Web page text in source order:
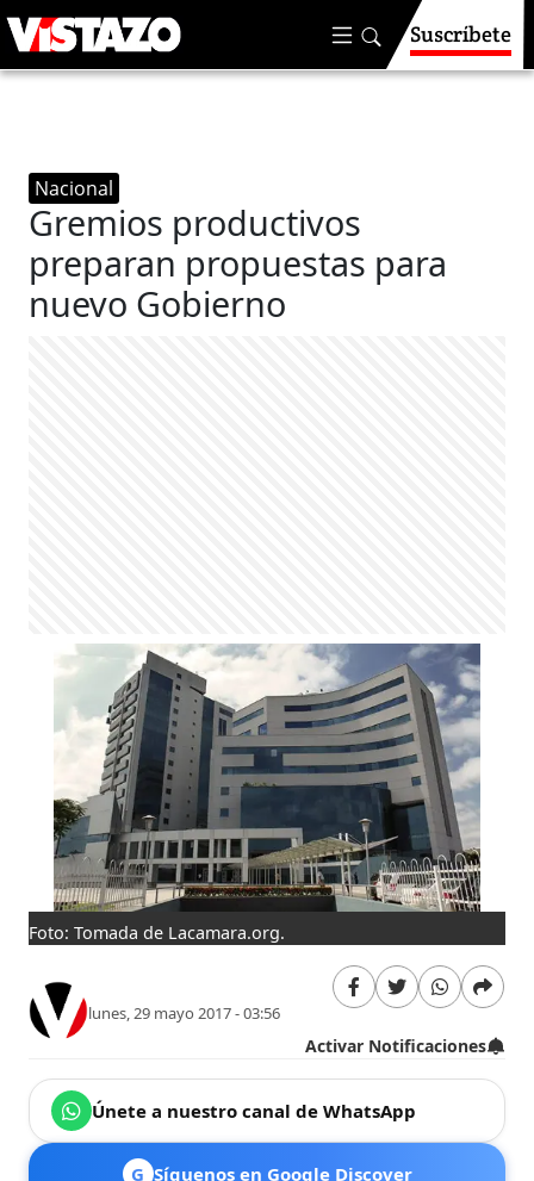
Suscríbete
Nacional
Gremios productivos
preparan propuestas para
nuevo Gobierno
Foto: Tomada de Lacamara.org.
lunes, 29 mayo 2017 - 03:56
Activar Notificaciones
Únete a nuestro canal de WhatsApp
G Síguenos en Google Discover